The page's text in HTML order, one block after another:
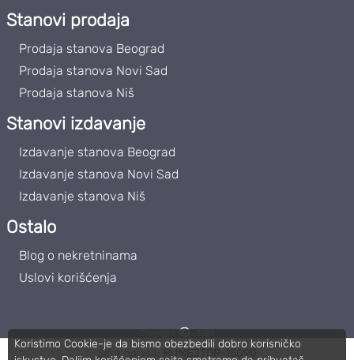
Šifra oglasa: RUMEJTOR-15090
Stanovi prodaja
Prodaja stanova Beograd
Prodaja stanova Novi Sad
Prodaja stanova Niš
Stanovi izdavanje
Izdavanje stanova Beograd
Izdavanje stanova Novi Sad
Izdavanje stanova Niš
Ostalo
Blog o nekretninama
Uslovi korišćenja
Roommateor | PIB: 111859102
Koristimo Cookie-je da bismo obezbedili dobro korisničko